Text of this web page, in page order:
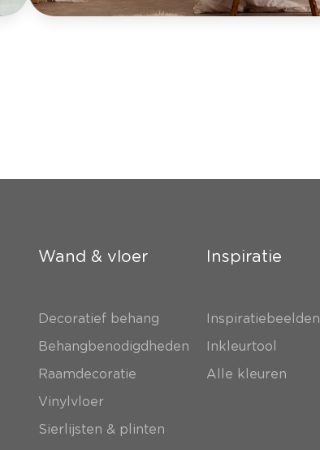
Wand & vloer
Decoratief behang
Behangbenodigdheden
Raamdecoratie
Vinylvloer
Sierlijsten & plinten
Inspiratie
Inspiratiebeelden
Inkleurtool
Alle kleuren